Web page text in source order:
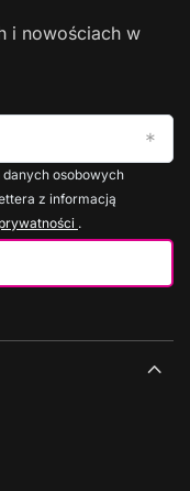
i nowościach w
osobowych
z informacją
.